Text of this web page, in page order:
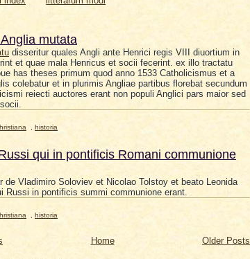
mutata
disseritur quales Angli ante Henrici regis VIII diuortium in
et quae mala Henricus et socii fecerint. ex illo tractatu
has theses primum quod anno 1533 Catholicismus et a
colebatur et in plurimis Angliae partibus florebat secundum
reiecti auctores erant non populi Anglici pars maior sed
historia
qui in pontificis Romani communione
de Vladimiro Soloviev et Nicolao Tolstoy et beato Leonida
Russi in pontificis summi communione erant.
historia
Older Posts
Home